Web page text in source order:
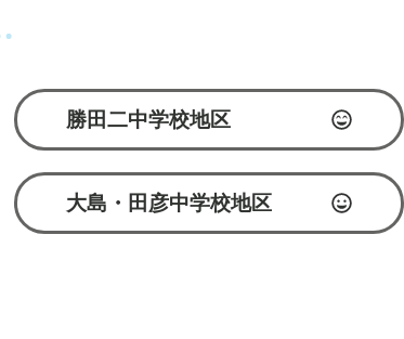
勝田二中学校地区
大島・田彦中学校地区